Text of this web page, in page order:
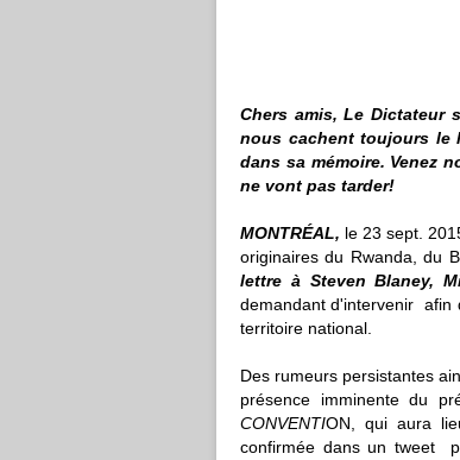
Chers amis, Le Dictateur
nous cachent toujours le
dans sa mémoire. Venez
ne vont pas tarder!
MONTRÉAL, le 23 sept.
originaires du Rwanda , du
lettre à Steven Blaney,
demandant d'intervenir afin
territoire national.
Des rumeurs persistantes
présence imminente du
CONVENTION, qui aura
confirmée dans un tweet